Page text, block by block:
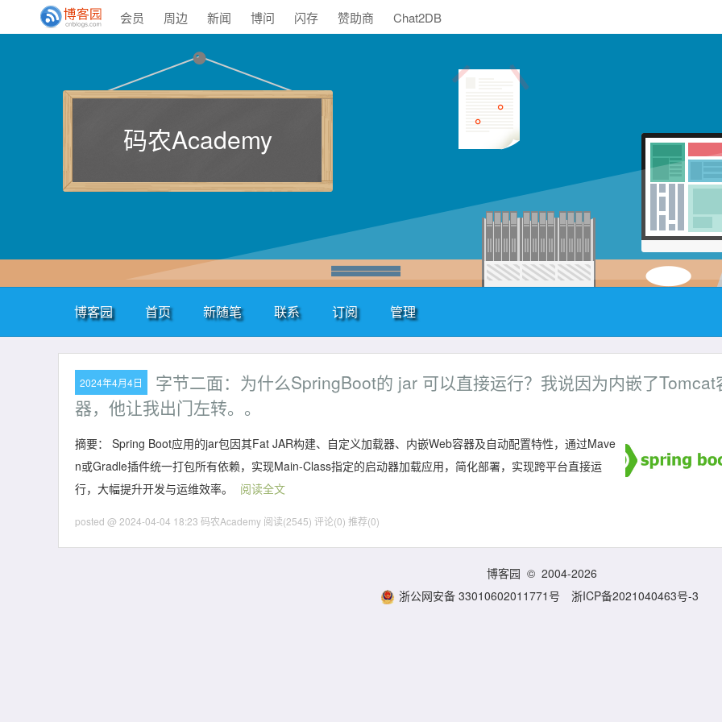
会员 周边 新闻 博问 闪存 赞助商 Chat2DB
码农Academy
博客园 首页 新随笔 联系 订阅 管理
2024年4月4日
字节二面：为什么SpringBoot的 jar 可以直接运行？我说因为内嵌了Tomcat
器，他让我出门左转。。
摘要： Spring Boot应用的jar包因其Fat JAR构建、自定义加载器、内嵌Web容器及自动配置特性，通过Mave
n或Gradle插件统一打包所有依赖，实现Main-Class指定的启动器加载应用，简化部署，实现跨平台直接运
行，大幅提升开发与运维效率。
阅读全文
posted @ 2024-04-04 18:23 码农Academy 阅读(2545) 评论(0) 推荐(0)
博客园 © 2004-2026
浙公网安备 33010602011771号
浙ICP备2021040463号-3